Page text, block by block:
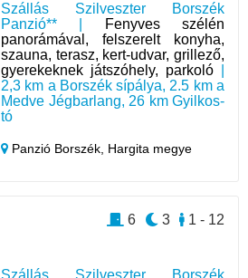
Szállás Szilveszter Borszék
Panzió** |
Fenyves szélén
panorámával, felszerelt konyha,
szauna, terasz, kert-udvar, grillező,
gyerekeknek játszóhely, parkoló
2,3 km a Borszék sípálya, 2.5 km a
Medve Jégbarlang, 26 km Gyilkos-
tó
Panzió Borszék, Hargita megye
Szállás Szilveszter Borszék
1 - 12
3
6